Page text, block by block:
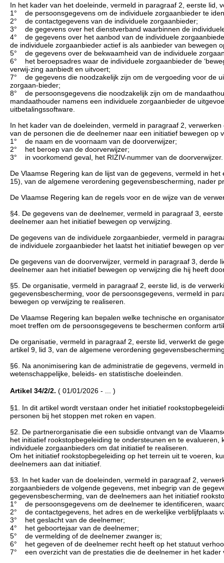
In het kader van het doeleinde, vermeld in paragraaf 2, eerste lid,
1° de persoonsgegevens om de individuele zorgaanbieder te
2° de contactgegevens van de individuele zorgaanbieder;
3° de gegevens over het dienstverband waarbinnen de
4° de gegevens over het aanbod van de individuele
de individuele zorgaanbieder actief is als aanbieder van bewegen
5° de gegevens over de bekwaamheid van de individuele
6° het beroepsadres waar de individuele zorgaanbieder de
verwij-zing aanbiedt en uitvoert;
7° de gegevens die noodzakelijk zijn om de vergoeding voor de
zorgaan-bieder;
8° de persoonsgegevens die noodzakelijk zijn om de
mandaathouder namens een individuele zorgaanbieder de
uitbetalingssoftware.
In het kader van de doeleinden, vermeld in paragraaf 2,
van de personen die de deelnemer naar een initiatief bewegen op
1° de naam en de voornaam van de doorverwijzer;
2° het beroep van de doorverwijzer;
3° in voorkomend geval, het RIZIV-nummer van de doorverwijzer.
De Vlaamse Regering kan de lijst van de gegevens, vermeld in
15), van de algemene verordening gegevensbescherming, nader
De Vlaamse Regering kan de regels voor en de wijze van de
§4. De gegevens van de deelnemer, vermeld in paragraaf 3,
deelnemer aan het initiatief bewegen op verwijzing.
De gegevens van de individuele zorgaanbieder, vermeld in
de individuele zorgaanbieder het laatst het initiatief bewegen op
De gegevens van de doorverwijzer, vermeld in paragraaf 3,
deelnemer aan het initiatief bewegen op verwijzing die hij heeft
§5. De organisatie, vermeld in paragraaf 2, eerste lid, is de
gegevensbescherming, voor de persoonsgegevens, vermeld in
bewegen op verwijzing te realiseren.
De Vlaamse Regering kan bepalen welke technische en
moet treffen om de persoonsgegevens te beschermen conform
De organisatie, vermeld in paragraaf 2, eerste lid, verwerkt de
artikel 9, lid 3, van de algemene verordening
§6. Na anonimisering kan de administratie de gegevens, vermeld
wetenschappelijke, beleids- en statistische doeleinden.
Artikel 34/2/2. ( 01/01/2026 - ... )
§1. In dit artikel wordt verstaan onder het initiatief
personen bij het stoppen met roken en vapen.
§2. De partnerorganisatie die een subsidie ontvangt van de
het initiatief rookstopbegeleiding te ondersteunen en te
individuele zorgaanbieders om dat initiatief te realiseren.
Om het initiatief rookstopbegeleiding op het terrein uit te voeren,
deelnemers aan dat initiatief.
§3. In het kader van de doeleinden, vermeld in paragraaf 2,
zorgaanbieders de volgende gegevens, met inbegrip van de
gegevensbescherming, van de deelnemers aan het initiatief
1° de persoonsgegevens om de deelnemer te identificeren,
2° de contactgegevens, het adres en de werkelijke verblijfplaats
3° het geslacht van de deelnemer;
4° het geboortejaar van de deelnemer;
5° de vermelding of de deelnemer zwanger is;
6° het gegeven of de deelnemer recht heeft op het statuut
7° een overzicht van de prestaties die de deelnemer in het kader